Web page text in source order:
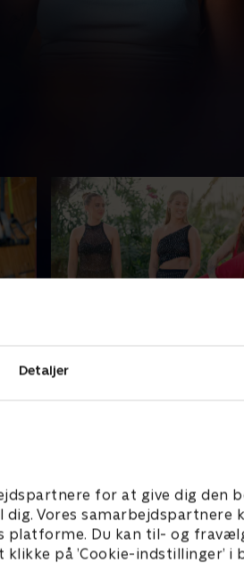
Detaljer
for at give dig den
Vores samarbejdspartnere
Du kan til- og
på ’Cookie-indstillinger’ i
i
Da Petra pludselig ruller den